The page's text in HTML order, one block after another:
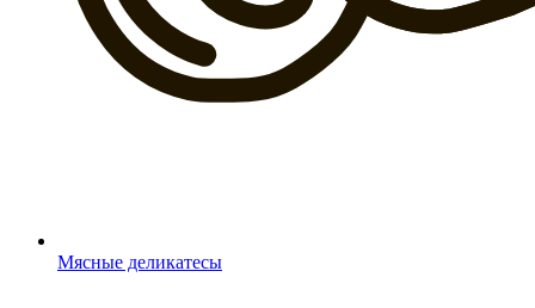
Мясные деликатесы